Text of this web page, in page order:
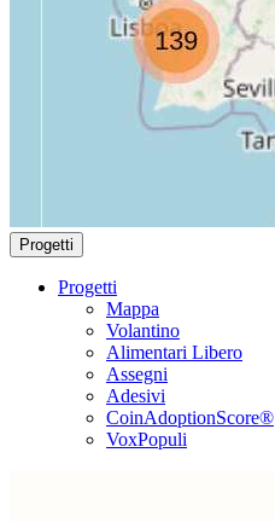
Progetti
Progetti
Mappa
Volantino
Alimentari Libero
Assegni
Adesivi
CoinAdoptionScore®
VoxPopuli